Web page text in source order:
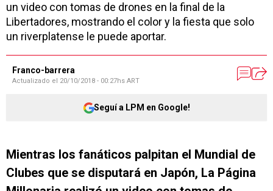
un video con tomas de drones en la final de la
Libertadores, mostrando el color y la fiesta que solo
un riverplatense le puede aportar.
Franco-barrera
Actualizado el 20/10/2018 - 00:27hs ART
Seguí a LPM en Google!
Mientras los fanáticos palpitan el Mundial de
Clubes que se disputará en Japón, La Página